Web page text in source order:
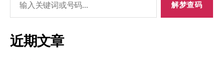
索：
近期文章